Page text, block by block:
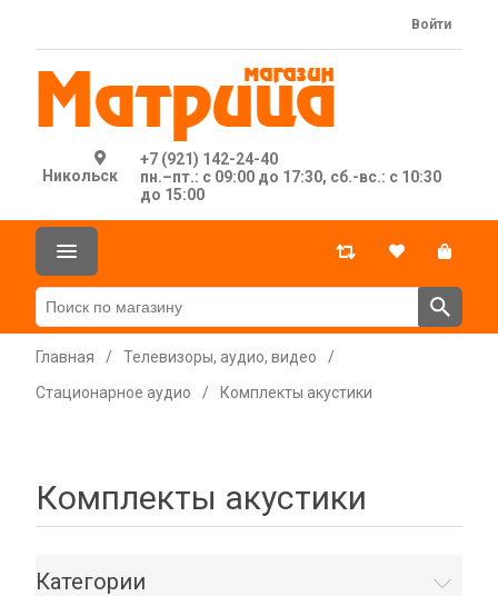
Никольск
+7 (921) 142-24-40
пн.–пт.: с 09:00 до 17:30, сб.-вс.: с 10:30
до 15:00
Войти
Главная / Телевизоры, аудио, видео
/
Стационарное аудио
/ Комплекты акустики
Комплекты акустики
Категории